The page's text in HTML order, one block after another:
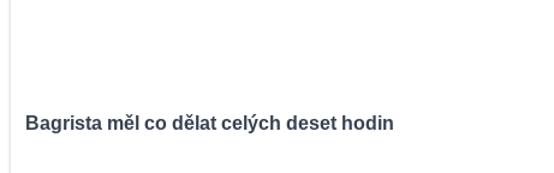
Bagrista měl co dělat celých deset hodin